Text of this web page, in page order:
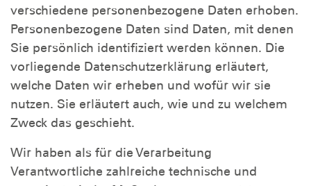
verschiedene personenbezogene Daten erhoben.
Personenbezogene Daten sind Daten, mit denen
Sie persönlich identifiziert werden können. Die
vorliegende Datenschutzerklärung erläutert,
welche Daten wir erheben und wofür wir sie
nutzen. Sie erläutert auch, wie und zu welchem
Zweck das geschieht.
Wir haben als für die Verarbeitung
Verantwortliche zahlreiche technische und